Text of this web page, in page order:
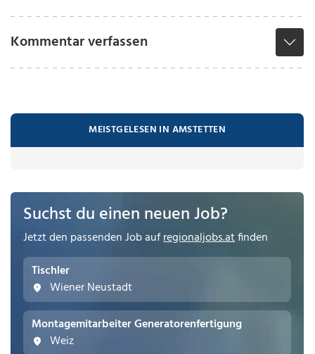
Kommentar verfassen
MEISTGELESEN IN AMSTETTEN
Suchst du einen neuen Job?
Jetzt den passenden Job aufregionaljobs.atfinden
Tischler
Wiener Neustadt
Montagemitarbeiter Generatorenfertigung
Weiz